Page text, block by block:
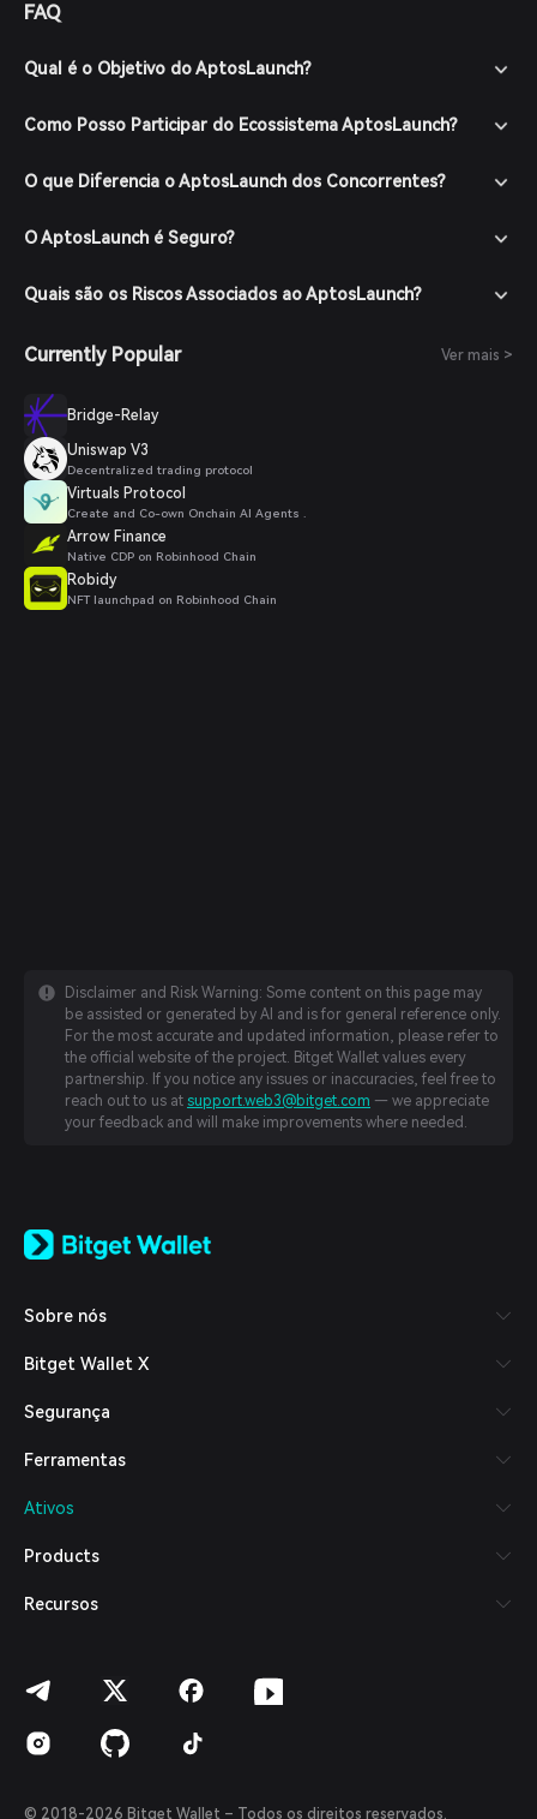
FAQ
Qual é o Objetivo do AptosLaunch?
Como Posso Participar do Ecossistema AptosLaunch?
O que Diferencia o AptosLaunch dos Concorrentes?
O AptosLaunch é Seguro?
Quais são os Riscos Associados ao AptosLaunch?
Currently Popular Ver mais >
Bridge-Relay
Uniswap V3
Decentralized trading protocol
Virtuals Protocol
Create and Co-own Onchain AI Agents .
Arrow Finance
Native CDP on Robinhood Chain
Robidy
NFT launchpad on Robinhood Chain
Disclaimer and Risk Warning: Some content on this page may
be assisted or generated by AI and is for general reference only.
For the most accurate and updated information, please refer to
the official website of the project. Bitget Wallet values every
partnership. If you notice any issues or inaccuracies, feel free to
reach out to us at support.web3@bitget.com — we appreciate
your feedback and will make improvements where needed.
日本語
Español (Latinoamérica)
Italiano
Deutsch
繁體中文
Bahasa Indonesia
हिन्दी
Español (Argentina)
Sobre nós
Bitget Wallet X
Segurança
Ferramentas
Ativos
Products
Recursos
© 2018-2026 Bitget Wallet – Todos os direitos reservados.